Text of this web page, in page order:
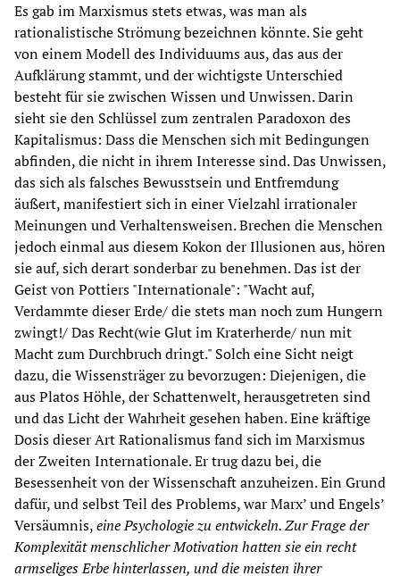
Es gab im Marxismus stets etwas, was man als
rationalistische Strömung bezeichnen könnte. Sie geht
von einem Modell des Individuums aus, das aus der
Aufklärung stammt, und der wichtigste Unterschied
besteht für sie zwischen Wissen und Unwissen. Darin
sieht sie den Schlüssel zum zentralen Paradoxon des
Kapitalismus: Dass die Menschen sich mit Bedingungen
abfinden, die nicht in ihrem Interesse sind. Das Unwissen,
das sich als falsches Bewusstsein und Entfremdung
äußert, manifestiert sich in einer Vielzahl irrationaler
Meinungen und Verhaltensweisen. Brechen die Menschen
jedoch einmal aus diesem Kokon der Illusionen aus, hören
sie auf, sich derart sonderbar zu benehmen. Das ist der
Geist von Pottiers "Internationale": "Wacht auf,
Verdammte dieser Erde/ die stets man noch zum Hungern
zwingt!/ Das Recht(wie Glut im Kraterherde/ nun mit
Macht zum Durchbruch dringt." Solch eine Sicht neigt
dazu, die Wissensträger zu bevorzugen: Diejenigen, die
aus Platos Höhle, der Schattenwelt, herausgetreten sind
und das Licht der Wahrheit gesehen haben. Eine kräftige
Dosis dieser Art Rationalismus fand sich im Marxismus
der Zweiten Internationale. Er trug dazu bei, die
Besessenheit von der Wissenschaft anzuheizen. Ein Grund
dafür, und selbst Teil des Problems, war Marx’ und Engels’
Versäumnis,eine Psychologie zu entwickeln. Zur Frage der
Komplexität menschlicher Motivation hatten sie ein recht
armseliges Erbe hinterlassen, und die meisten ihrer